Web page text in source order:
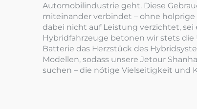
Automobilindustrie geht. Diese
miteinander verbindet – ohne
dabei nicht auf Leistung verzichtet,
Hybridfahrzeuge betonen wir stets
Batterie das Herzstück des
Modellen, sodass unsere Jetour
suchen – die nötige Vielseitigkeit und